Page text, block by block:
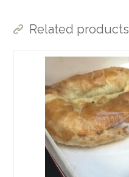
Related products